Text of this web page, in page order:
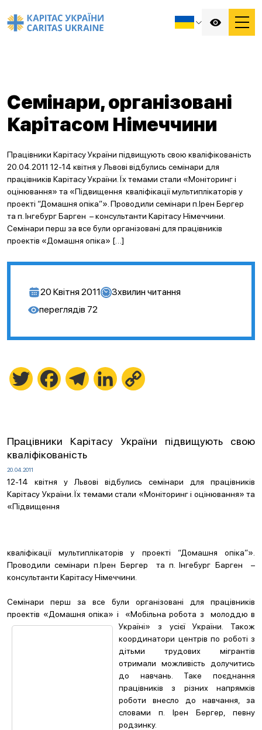
Семінари, організовані
Карітасом Німеччини
Працівники Карітасу України підвищують свою кваліфікованість
20.04.2011 12-14 квітня у Львові відбулись семінари для
працівників Карітасу України. Їх темами стали «Моніторинг і
оцінювання» та «Підвищення кваліфікації мультиплікаторів у
проекті “Домашня опіка”». Проводили семінари п.Ірен Бергер
та п. Інгебург Барген – консультанти Карітасу Німеччини.
Семінари перш за все були організовані для працівників
проектів «Домашня опіка» […]
20 Квітня 2011 3хвилин читання
переглядів 72
Twitter FacebookTelegramLinkedIn
Працівники Карітасу України підвищують свою
кваліфікованість
20.04.2011
12-14 квітня у Львові відбулись семінари для працівників
Карітасу України. Їх темами стали «Моніторинг і оцінювання» та
«Підвищення
кваліфікації мультиплікаторів у проекті “Домашня опіка”».
Проводили семінари п.Ірен Бергер та п. Інгебург Барген –
консультанти Карітасу Німеччини.
Семінари перш за все були організовані для працівників
проектів «Домашня опіка» і «Мобільна робота з молоддю в
Україні» з усієї України. Також
координатори центрів по роботі з
дітьми трудових мігрантів
отримали можливість долучитись
до навчань. Таке поєднання
працівників з різних напрямків
роботи внесло до навчання, за
словами п. Ірен Бергер, певну
родзинку.